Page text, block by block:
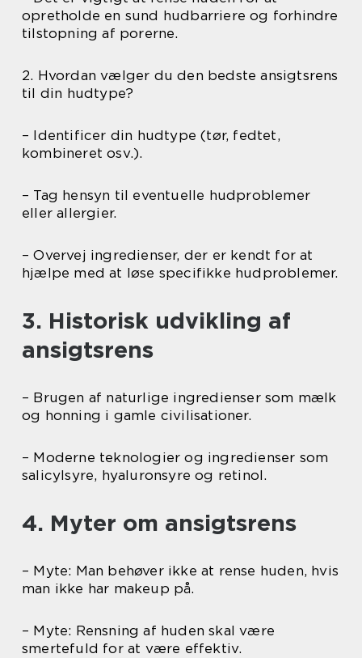
opretholde en sund hudbarriere og forhindre
tilstopning af porerne.
2. Hvordan vælger du den bedste ansigtsrens
til din hudtype?
– Identificer din hudtype (tør, fedtet,
kombineret osv.).
– Tag hensyn til eventuelle hudproblemer
eller allergier.
– Overvej ingredienser, der er kendt for at
hjælpe med at løse specifikke hudproblemer.
3. Historisk udvikling af
ansigtsrens
– Brugen af naturlige ingredienser som mælk
og honning i gamle civilisationer.
– Moderne teknologier og ingredienser som
salicylsyre, hyaluronsyre og retinol.
4. Myter om ansigtsrens
– Myte: Man behøver ikke at rense huden, hvis
man ikke har makeup på.
– Myte: Rensning af huden skal være
smertefuld for at være effektiv.